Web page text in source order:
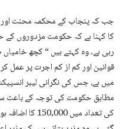
جب کہ پنجاب کے محکمہ محنت اور
کا کہنا ہے کہ حکومت مزدوروں
رہی ہے۔ وہ کہتے ہیں “ کچھ
قوانین اور کم از کم اجرت پر عمل
میں ہے، جس کی نگرانی لیبر
مطابق حکومت کی توجہ کے باعث